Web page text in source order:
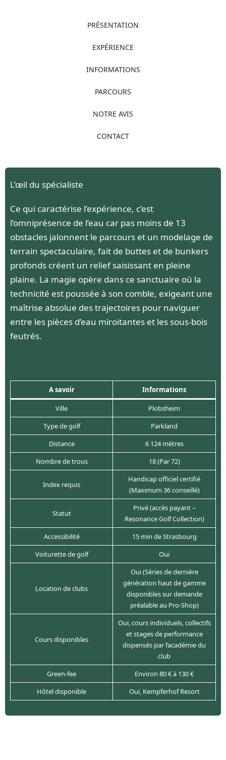
PRÉSENTATION
EXPÉRIENCE
INFORMATIONS
PARCOURS
NOTRE AVIS
CONTACT
L’œil du spécialiste
Ce qui caractérise l’expérience, c’est
l’omniprésence de l’eau car pas moins de 13
obstacles jalonnent le parcours et un modelage de
terrain spectaculaire, fait de buttes et de bunkers
profonds créent un relief saisissant en pleine
plaine. La magie opère dans ce sanctuaire où la
technicité est poussée à son comble, exigeant une
maîtrise absolue des trajectoires pour naviguer
entre les pièces d’eau miroitantes et les sous-bois
feutrés.
A savoir Informations
Ville
Plobsheim
Type de golf
Parkland
Distance
6 124 mètres
Nombre de trous
18 (Par 72)
Index requis
Handicap officiel certifié
(Maximum 36 conseillé)
Statut
Privé (accès payant –
Resonance Golf Collection)
Accessibilité
15 min de Strasbourg
Voiturette de golf
Oui
Location de clubs
Oui (Séries de dernière
génération haut de gamme
disponibles sur demande
préalable au Pro-Shop)
Cours disponibles
Oui, cours individuels, collectifs
et stages de performance
dispensés par l’académie du
club
Green-fee
Environ 80 € à 130 €
Hôtel disponible
Oui, Kempferhof Resort